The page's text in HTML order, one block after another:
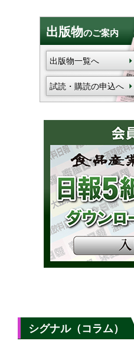
出版物のご案内
出版物一覧へ
試読・購読の申込へ
シグナル（コラム）